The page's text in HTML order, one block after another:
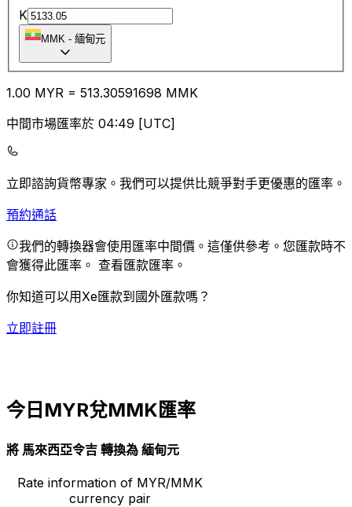
K
MMK - 緬甸元
1.00 MYR = 513.30591698 MMK
中間市場匯率於 04:49 [UTC]
立即諮詢貨幣專家。 我們可以提供比競爭對手更優惠的匯率。
預約通話
我們的轉換器會使用匯率中間價。這僅供參考。您匯款時不
會獲得此匯率。 查看匯款匯率。
你知道可以用Xe匯款到國外匯款嗎？
立即註冊
今日MYR兌MMK匯率
將 馬來西亞令吉 轉換為 緬甸元
Rate information of MYR/MMK
currency pair